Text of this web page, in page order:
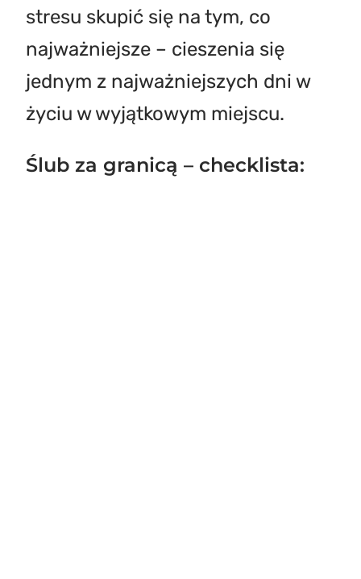
stresu skupić się na tym, co
najważniejsze – cieszenia się
jednym z najważniejszych dni w
życiu w wyjątkowym miejscu.
Ślub za granicą – checklista: